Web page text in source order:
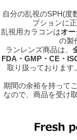
自分の乱視のSPH(度
プションに
乱視用カラコンはオ
の製
ランレンズ商品は、
FDA・GMP・CE・
取り扱っております
期間の余裕を持って
なので、商品を受け